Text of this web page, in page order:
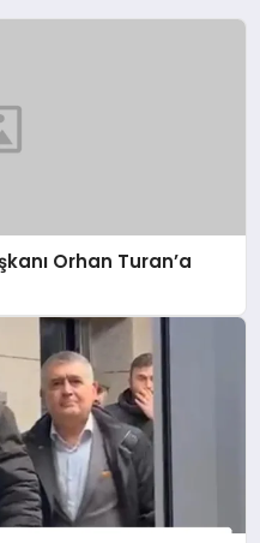
Orhan Turan’a